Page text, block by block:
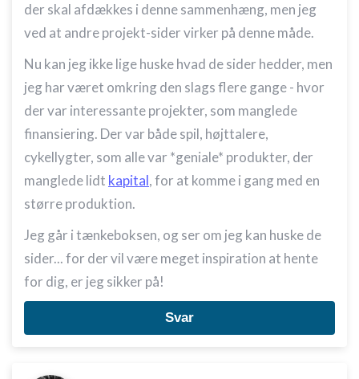
der skal afdækkes i denne sammenhæng, men jeg
ved at andre projekt-sider virker på denne måde.
Nu kan jeg ikke lige huske hvad de sider hedder, men
jeg har været omkring den slags flere gange - hvor
der var interessante projekter, som manglede
finansiering. Der var både spil, højttalere,
cykellygter, som alle var *geniale* produkter, der
manglede lidt kapital, for at komme i gang med en
større produktion.
Jeg går i tænkeboksen, og ser om jeg kan huske de
sider... for der vil være meget inspiration at hente
for dig, er jeg sikker på!
Svar